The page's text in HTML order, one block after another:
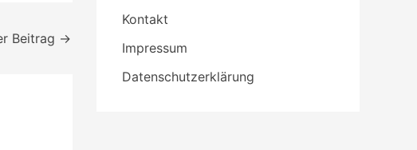
Beitrag →
Kontakt
Impressum
Datenschutzerklärung